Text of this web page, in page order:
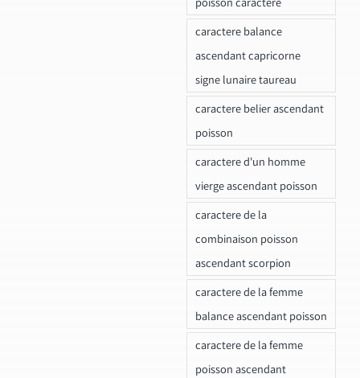
caractere balance
ascendant capricorne
signe lunaire taureau
caractere belier ascendant
poisson
caractere d'un homme
vierge ascendant poisson
caractere de la
combinaison poisson
ascendant scorpion
caractere de la femme
balance ascendant poisson
caractere de la femme
poisson ascendant